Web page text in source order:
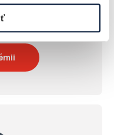
marketingu za 4
a 14.-15.10. 2026